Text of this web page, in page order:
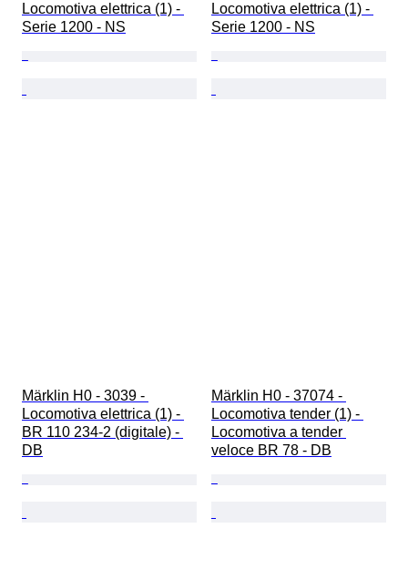
Locomotiva elettrica (1) -
Serie 1200 - NS
Locomotiva elettrica (1) -
Serie 1200 - NS
Märklin H0 - 3039 -
Locomotiva elettrica (1) -
BR 110 234-2 (digitale) -
DB
Märklin H0 - 37074 -
Locomotiva tender (1) -
Locomotiva a tender
veloce BR 78 - DB